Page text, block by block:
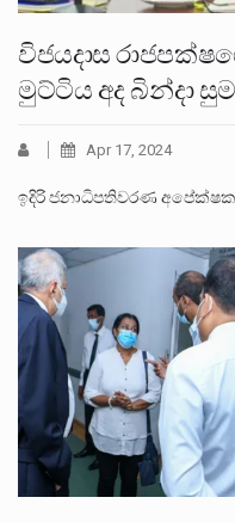
විජයදාස
මුට්ටිය අද බින්දා
Apr 17, 2024
ඉදිරි ජනාධිපතිවරණ